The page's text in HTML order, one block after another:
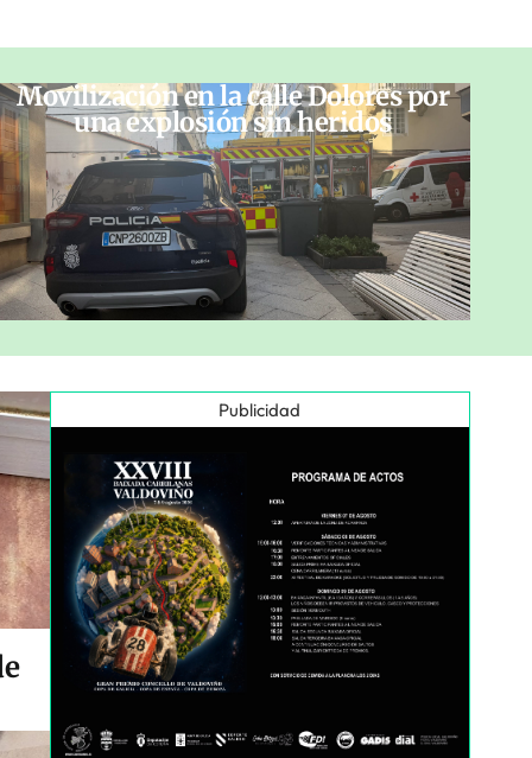
Movilización en la calle Dolores por
una explosión sin heridos
Publicidad